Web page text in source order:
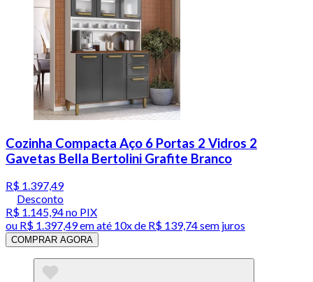
Cozinha Compacta Aço 6 Portas 2 Vidros 2
Gavetas Bella Bertolini Grafite Branco
R$ 1.397,49
Desconto
R$ 1.145,94no PIX
ou R$ 1.397,49em até 10x de R$ 139,74 sem juros
COMPRAR AGORA